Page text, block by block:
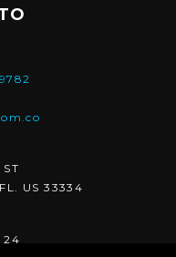
ST
US 33334
24